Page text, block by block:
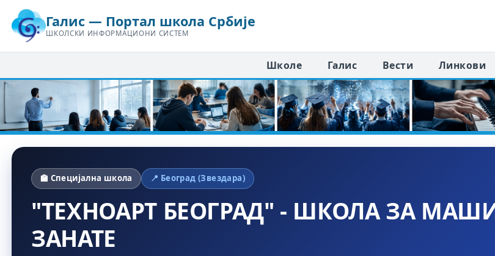
Галис — Портал школа Србије
ШКОЛСКИ ИНФОРМАЦИОНИ СИСТЕМ
Школе Галис Вести Линкови
🏫 Специјална школа 📍 Београд (Звездара)
"ТЕХНОАРТ БЕОГРАД" - ШКОЛА ЗА
ЗАНАТЕ